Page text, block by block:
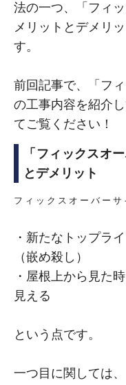
よくある質問
法の一つ、「フィ
メリットとデメリ
す。
前回記事で、「フ
の工事内容を紹介
てご覧ください！
「フィックスオ
とデメリット
フィックスオーバー
・新たなトップラ
（嵌め殺し）
・屋根上から見た
見える
という点です。
一つ目に関しては